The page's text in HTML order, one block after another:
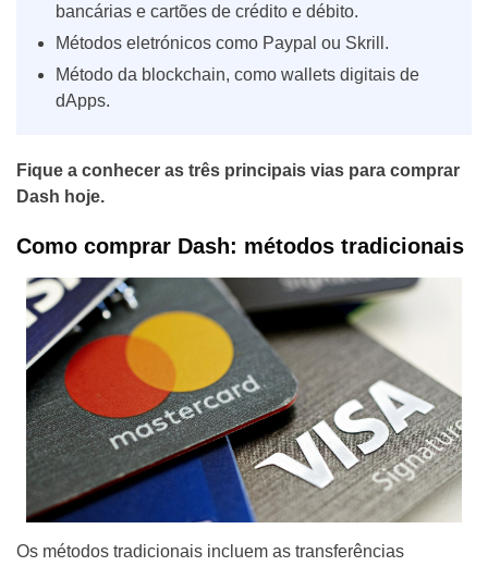
bancárias e cartões de crédito e débito.
Métodos eletrónicos como Paypal ou Skrill.
Método da blockchain, como wallets digitais de
dApps.
Fique a conhecer as três principais vias para comprar
Dash hoje.
Como comprar Dash: métodos tradicionais
Os métodos tradicionais incluem as transferências